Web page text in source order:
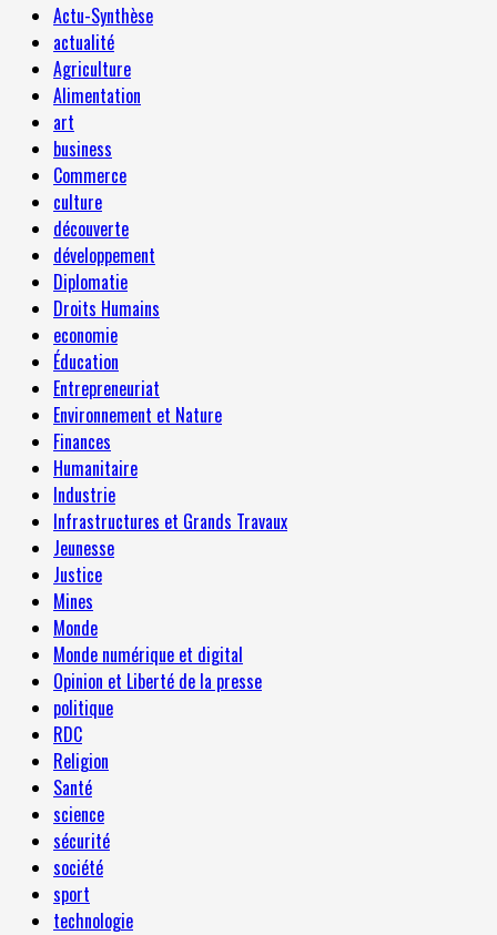
Actu-Synthèse
actualité
Agriculture
Alimentation
art
business
Commerce
culture
découverte
développement
Diplomatie
Droits Humains
economie
Éducation
Entrepreneuriat
Environnement et Nature
Finances
Humanitaire
Industrie
Infrastructures et Grands Travaux
Jeunesse
Justice
Mines
Monde
Monde numérique et digital
Opinion et Liberté de la presse
politique
RDC
Religion
Santé
science
sécurité
société
sport
technologie